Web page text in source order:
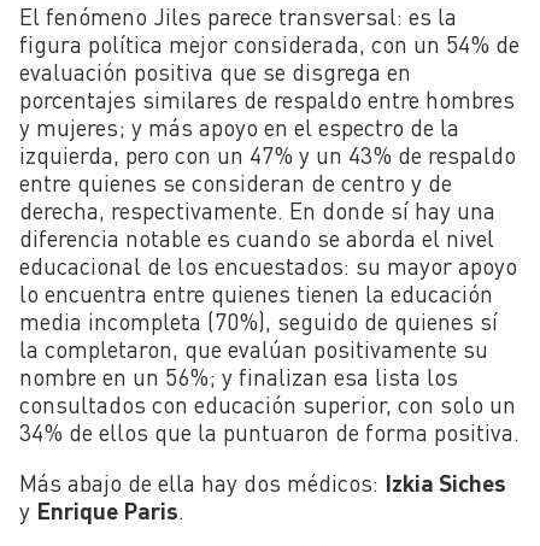
El fenómeno Jiles parece transversal: es la
figura política mejor considerada, con un 54% de
evaluación positiva que se disgrega en
porcentajes similares de respaldo entre hombres
y mujeres; y más apoyo en el espectro de la
izquierda, pero con un 47% y un 43% de respaldo
entre quienes se consideran de centro y de
derecha, respectivamente. En donde sí hay una
diferencia notable es cuando se aborda el nivel
educacional de los encuestados: su mayor apoyo
lo encuentra entre quienes tienen la educación
media incompleta (70%), seguido de quienes sí
la completaron, que evalúan positivamente su
nombre en un 56%; y finalizan esa lista los
consultados con educación superior, con solo un
34% de ellos que la puntuaron de forma positiva.
Más abajo de ella hay dos médicos: Izkia Siches
y Enrique Paris.